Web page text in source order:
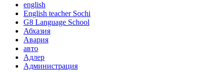
english
English teacher Sochi
G8 Language School
Абхазия
Авария
авто
Адлер
Администрация